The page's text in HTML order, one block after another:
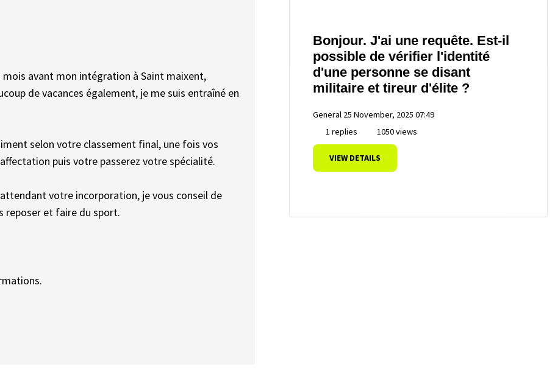
avant mon intégration à Saint maixent,
de vacances également, je me suis entraîné en
selon votre classement final, une fois vos
puis votre passerez votre spécialité.
votre incorporation, je vous conseil de
reposer et faire du sport.
Bonjour. J'ai une requête. Est-il
possible de vérifier l'identité
d'une personne se disant
militaire et tireur d'élite ?
General 25 November, 2025 07:49
1 replies
1050 views
VIEW DETAILS